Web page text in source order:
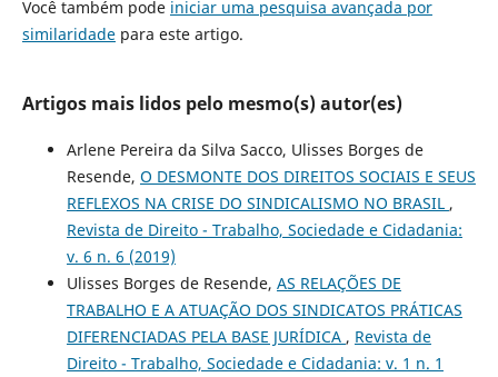
Você também pode iniciar uma pesquisa avançada por
similaridadepara este artigo.
Artigos mais lidos pelo mesmo(s) autor(es)
Arlene Pereira da Silva Sacco, Ulisses Borges de
Resende, O DESMONTE DOS DIREITOS SOCIAIS E SEUS
REFLEXOS NA CRISE DO SINDICALISMO NO BRASIL ,
Revista de Direito - Trabalho, Sociedade e Cidadania:
v. 6 n. 6 (2019)
Ulisses Borges de Resende, AS RELAÇÕES DE
TRABALHO E A ATUAÇÃO DOS SINDICATOS PRÁTICAS
DIFERENCIADAS PELA BASE JURÍDICA , Revista de
Direito - Trabalho, Sociedade e Cidadania: v. 1 n. 1